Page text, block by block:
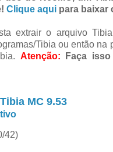
Clique aqui para baixar
extrair o arquivo
Tibia ou então na
Atenção:
Faça
MC 9.53
42)